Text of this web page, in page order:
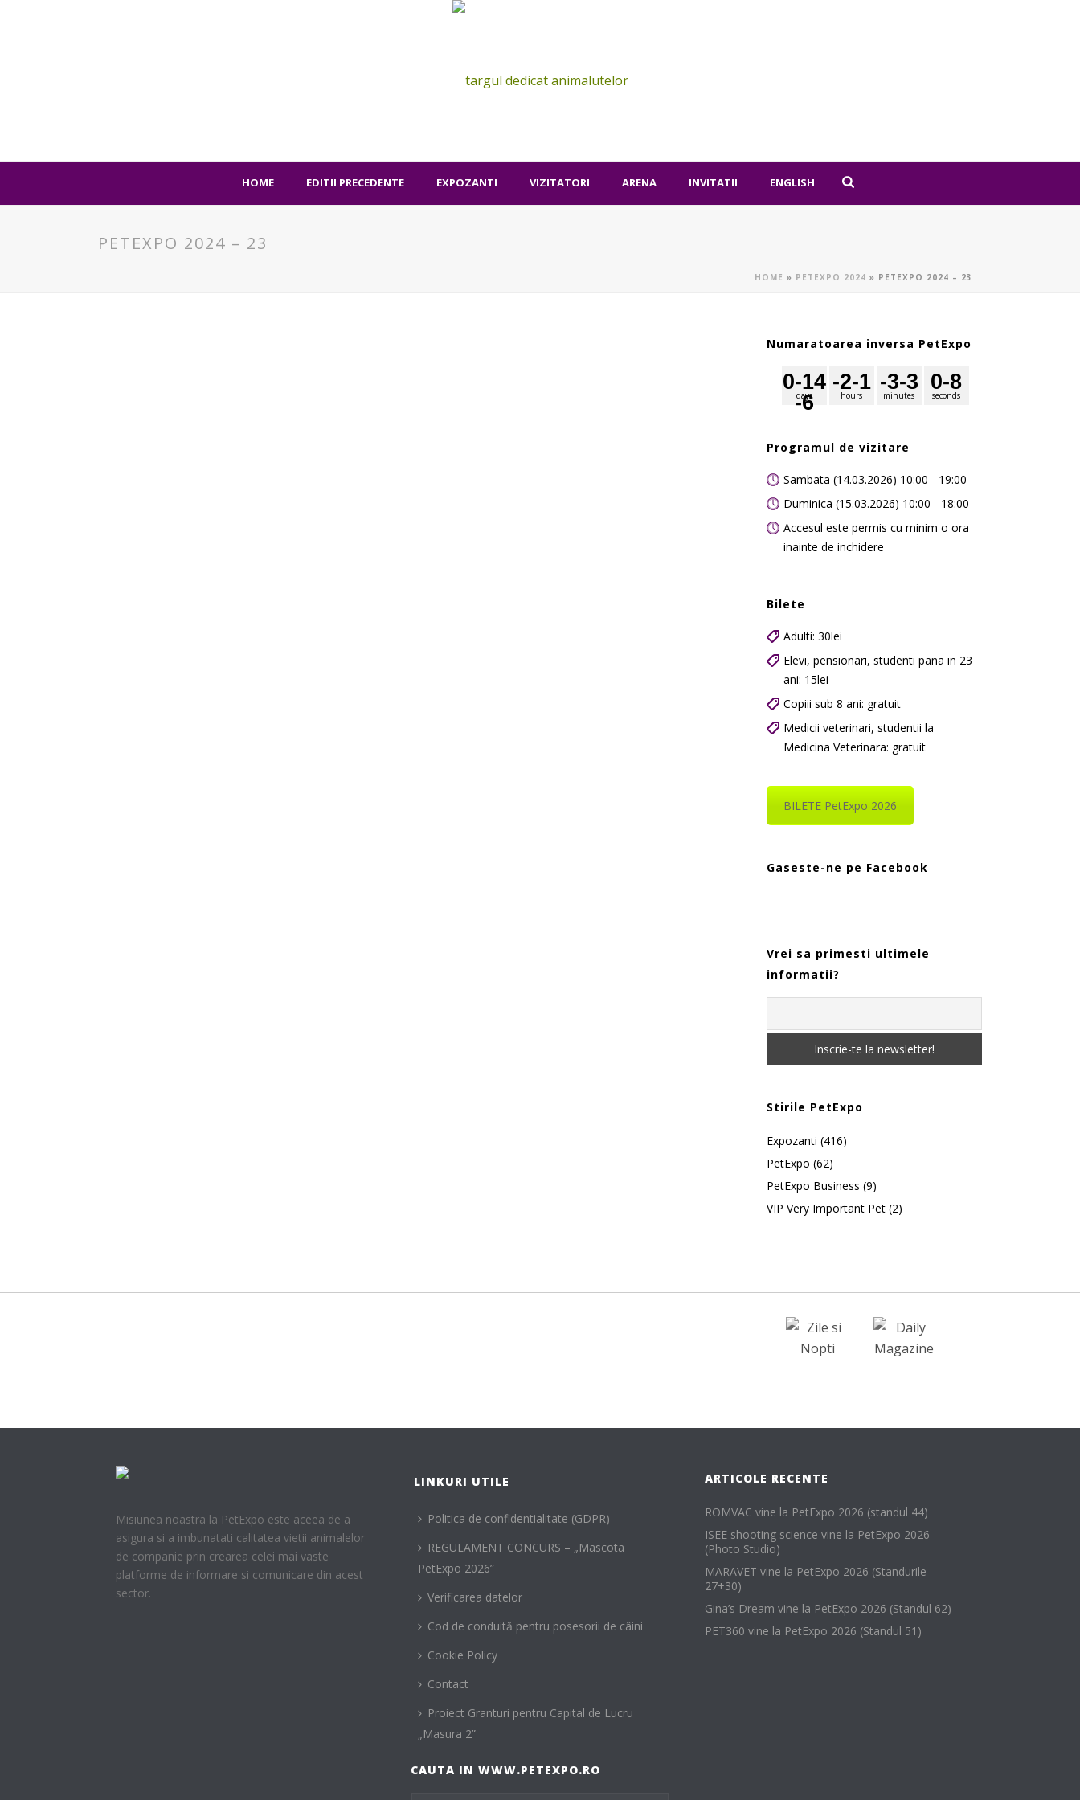
HOME EDITII PRECEDENTE EXPOZANTI VIZITATORI ARENA INVITATII ENGLISH
PETEXPO 2024 – 23
HOME » PETEXPO 2024 » PETEXPO 2024 – 23
Numaratoarea inversa PetExpo
days
0-14
-6
hours
-2-1
minutes
-3-3
seconds
0-8
Programul de vizitare
Sambata (14.03.2026) 10:00 - 19:00
Duminica (15.03.2026) 10:00 - 18:00
Accesul este permis cu minim o ora
inainte de inchidere
Bilete
Adulti: 30lei
Elevi, pensionari, studenti pana in 23
ani: 15lei
Copiii sub 8 ani: gratuit
Medicii veterinari, studentii la
Medicina Veterinara: gratuit
BILETE PetExpo 2026
Gaseste-ne pe Facebook
Vrei sa primesti ultimele
informatii?
Stirile PetExpo
Expozanti (416)
PetExpo (62)
PetExpo Business (9)
VIP Very Important Pet (2)
Misiunea noastra la PetExpo este aceea de a
asigura si a imbunatati calitatea vietii animalelor
de companie prin crearea celei mai vaste
platforme de informare si comunicare din acest
sector.
LINKURI UTILE
Politica de confidentialitate (GDPR)
REGULAMENT CONCURS – „Mascota
PetExpo 2026”
Verificarea datelor
Cod de conduită pentru posesorii de câini
Cookie Policy
Contact
Proiect Granturi pentru Capital de Lucru
„Masura 2”
CAUTA IN WWW.PETEXPO.RO
ARTICOLE RECENTE
ROMVAC vine la PetExpo 2026 (standul 44)
ISEE shooting science vine la PetExpo 2026
(Photo Studio)
MARAVET vine la PetExpo 2026 (Standurile
27+30)
Gina’s Dream vine la PetExpo 2026 (Standul 62)
PET360 vine la PetExpo 2026 (Standul 51)